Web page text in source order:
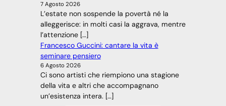
7 Agosto 2026
L’estate non sospende la povertà né la
alleggerisce: in molti casi la aggrava, mentre
l’attenzione […]
Francesco Guccini: cantare la vita è
seminare pensiero
6 Agosto 2026
Ci sono artisti che riempiono una stagione
della vita e altri che accompagnano
un’esistenza intera. […]